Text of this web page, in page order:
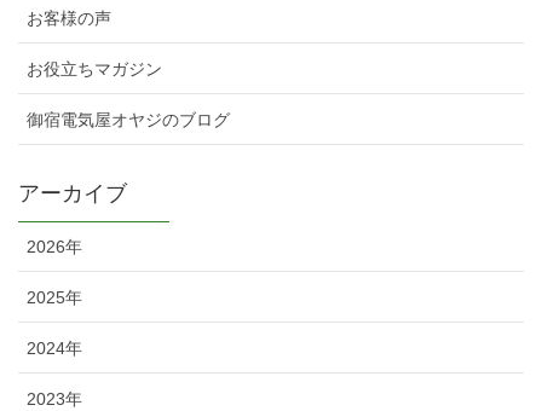
お客様の声
お役立ちマガジン
御宿電気屋オヤジのブログ
アーカイブ
2026年
2025年
2024年
2023年